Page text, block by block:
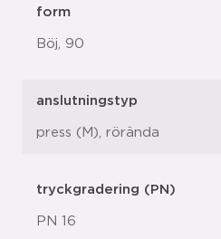
form
Böj, 90
anslutningstyp
press (M), rörända
tryckgradering (PN)
PN 16